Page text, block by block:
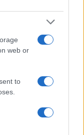
web or
to